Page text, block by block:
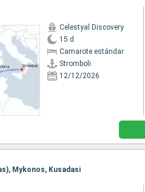
Celestyal Discovery
15 d
Camarote estándar
Stromboli
12/12/2026
Mykonos, Kusadasi